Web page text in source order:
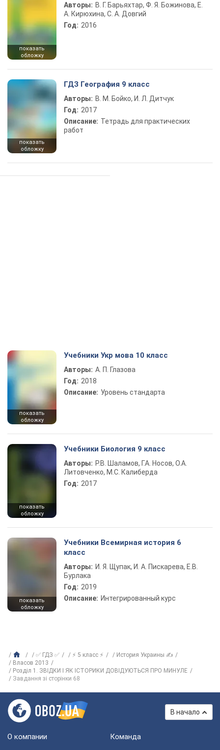
показать
обложку
Авторы: В. Г. Барьяхтар, Ф. Я. Божинова, Е.
А. Кирюхина, С. А. Довгий
Год: 2016
показать
обложку
ГДЗ География 9 класс
Авторы: В. М. Бойко, И. Л. Дитчук
Год: 2017
Описание: Тетрадь для практических
работ
показать
обложку
Учебники Укр мова 10 класс
Авторы: А. П. Глазова
Год: 2018
Описание: Уровень стандарта
показать
обложку
Учебники Биология 9 класс
Авторы: Р.В. Шаламов, Г.А. Носов, О.А.
Литовченко, М.С. Калиберда
Год: 2017
показать
обложку
Учебники Всемирная история 6
класс
Авторы: И. Я. Щупак, И. А. Пискарева, Е.В.
Бурлака
Год: 2019
Описание: Интегрированный курс
✅ ГДЗ ✅ ⚡ 5 класс ⚡
История Украины ✍
Власов 2013
Розділ 1. ЗВІДКИ І ЯК ІСТОРИКИ ДОВІДУЮТЬСЯ ПРО МИНУЛЕ
Завдання зі сторінки 68
В начало
О компании Команда